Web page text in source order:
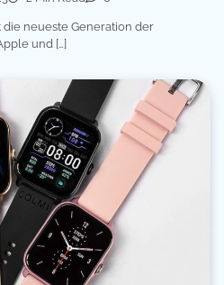
die neueste Generation der
und […]